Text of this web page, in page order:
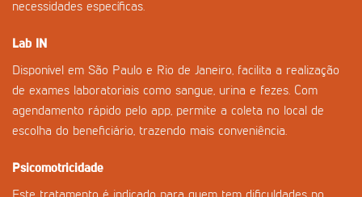
necessidades específicas.
Lab IN
Disponível em São Paulo e Rio de Janeiro, facilita a realização
de exames laboratoriais como sangue, urina e fezes. Com
agendamento rápido pelo app, permite a coleta no local de
escolha do beneficiário, trazendo mais conveniência.
Psicomotricidade